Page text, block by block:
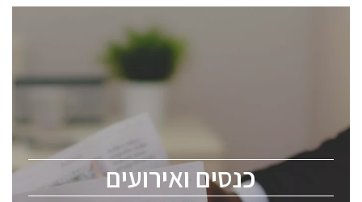
כנסים ואירועים
כנסים ואירועים
לכל העוסקים בתעשיית הסמיקונדקטור כולל מהנדסים,
ChipEx2026 will be held on May 12-13, 2026. The